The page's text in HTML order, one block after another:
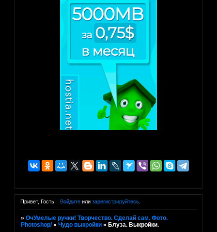
Привет, Гость! Войдитеили зарегистрируйтесь.
»ОчУмелые ручки! Творчество. Сделай сам. Фото.
Photoshop/ »Чудо выкройки » Блуза. Выкройки.